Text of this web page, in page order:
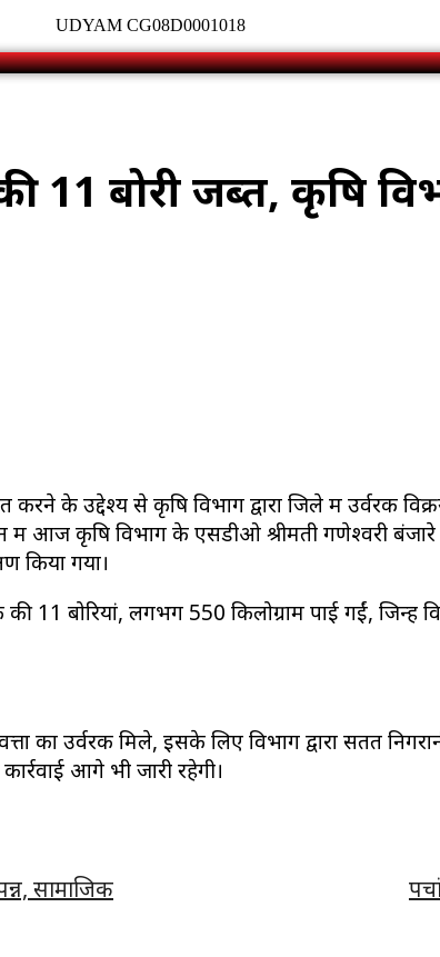
UDYAM CG08D0001018
11 बोरी जब्त, कृषि
के उद्देश्य से कृषि विभाग द्वारा जिले में उर्वरक
कृषि विभाग के एसडीओ श्रीमती गणेश्वरी बंजारे एवं
किया गया।
11 बोरियां, लगभग 550 किलोग्राम पाई गईं, जिन्हें
उर्वरक मिले, इसके लिए विभाग द्वारा सतत
आगे भी जारी रहेगी।
सामाजिक